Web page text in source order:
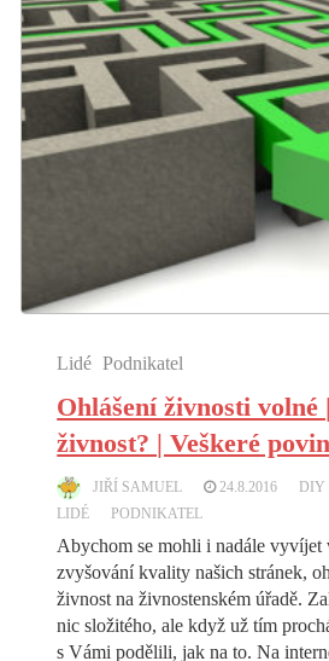
Lidé Podnikatel
Ohlášení živnosti volné
živnost? | Veškeré
JIŘÍ SAMUEL 24.8.2016 DIY
LIDÉ
PODNIKATEL
Abychom se mohli i nadále vyvíjet
zvyšování kvality našich stránek,
živnost na živnostenském úřadě.
nic složitého, ale když už tím
s Vámi podělili, jak na to. Na